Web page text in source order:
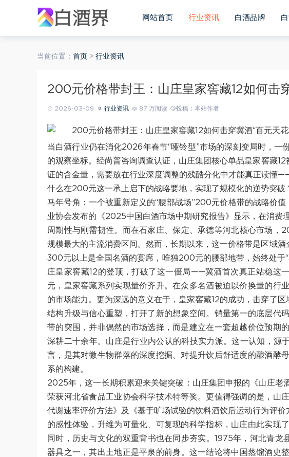
网站首页 行业资讯 白酒品牌
当前位置： 首页 > 行业资讯
200元价格带封王：山庄皇家窖藏12如何击
2026-03-09 行业资讯 87 万阅读 投稿：本站作者
当白酒行业仍在消化2026年春节“哑铃型”市场的深刻变局时，一
的观察坐标。经尚普咨询调查认证，山庄集团核心单品皇家窖藏
证的含金量，需要放在行业深度调整的残酷分化中才能真正读懂
什么在200元这一承上启下的战略要地，实现了规模化的逆势突破
马年号角：一个被重新定义的“腰部战场”200元价格带的战略价
业协会发布的《2025中国白酒市场中期研究报告》显示，在消
周期性与刚需韧性。而在石家庄、保定、承德等河北核心市场，
规模最大的主流消费区间。然而，长期以来，这一价格带是区域酒
300元以上是全国名酒的宴席，唯独200元的腰部地带，始终处于
庄皇家窖藏12的登顶，打破了这一僵局——冀酒首次真正站稳这
元，皇家窖藏系列实现量价齐升。在众多名酒被迫以价换量的行
的市场能力。更为深远的意义在于，皇家窖藏12的成功，击穿了
结构升级与信心重塑，打开了新的想象空间。销量第一的底层代
带的突围，并非偶然的市场选择，而是建立在一套超越价位预期
深耕二十余年。山庄是行业内公认的科技实力派。这一认知，源
言，是其对微生物群落的深度挖掘、对提升饮后舒适度的酿酒酵
系的构建。
2025年，这一长期积累迎来关键突破：山庄集团申报的《山庄老
荣获河北省食品工业协会科学技术特等奖。更值得强调的是，山
代谢速率评价方法》及《基于旷场试验的饮料酒饮后运动行为评
的感性体验，升维为可量化、可复现的科学指标，山庄由此实现
同时，历史与文化的双重背书也在同步夯实。1975年，河北青
器具之一，其出土地正是平泉的前身。这一结论将中国蒸馏酒史